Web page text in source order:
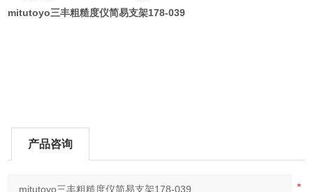
mitutoyo三丰粗糙度仪简易支架178-039
产品咨询